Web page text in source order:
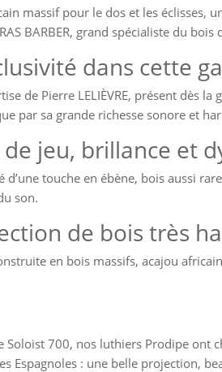
massif pour le dos et les éclisses,
BARBER, grand spécialiste du
dans cette
de Pierre LELIÈVRE, présent dès
par sa grande richesse sonore et
jeu, brillance et
d’une touche en ébène, bois aussi
son.
de bois très
en bois massifs, acajou
Soloist 700, nos luthiers Prodipe ont
Espagnoles : une belle projection,